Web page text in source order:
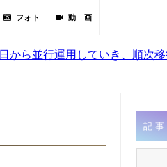
フォト 動 画
ら並行運用していき、順次移
記